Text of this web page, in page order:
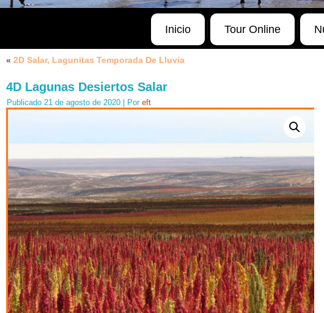
Inicio Tour Online
« 2D Salar, Lagunitas Temporada De Lluvia
4D Lagunas Desiertos Salar
Publicado 21 de agosto de 2020 Por eft